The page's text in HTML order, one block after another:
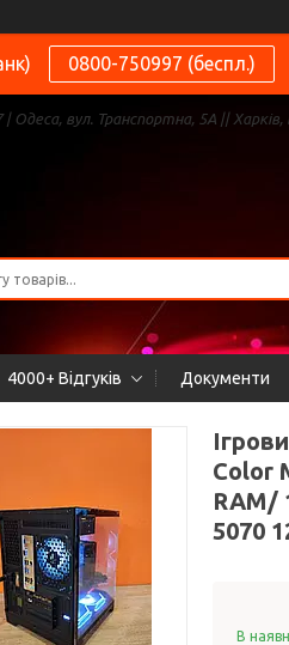
0800-750997 (беспл.)
Одеса, вул. Транспортна, 5А || Харків,
4000+ Відгуків Документи
Color
RAM/
5070
В